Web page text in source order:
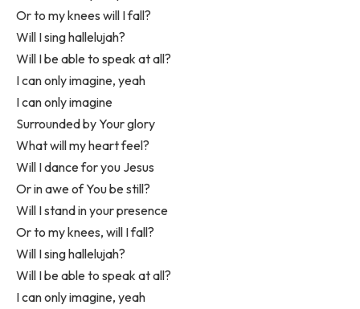
Or to my knees will I fall?
Will I sing hallelujah?
Will I be able to speak at all?
I can only imagine, yeah
I can only imagine
Surrounded by Your glory
What will my heart feel?
Will I dance for you Jesus
Or in awe of You be still?
Will I stand in your presence
Or to my knees, will I fall?
Will I sing hallelujah?
Will I be able to speak at all?
I can only imagine, yeah